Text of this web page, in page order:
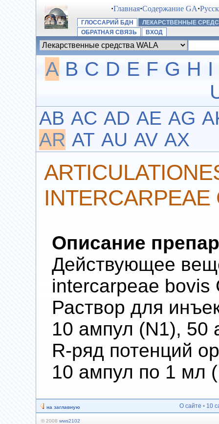
·Главная·Содержание GA·
ГЛОССАРИЙ БДН
ЛЕКАРСТВЕННЫЕ
ОБРАТНАЯ СВЯЗЬ
ВХОД
A B C D E F G H I
AB AC AD AE AG
AR AT AU AV AX
INTERCARPEAE
Описание
Действующее
intercarpeae bovis
Раствор для
10 ампул (N1), 50
R-ряд потенций
10 ампул по 1 мл
на заглавную О сайте • 10
© 2008 wws2102